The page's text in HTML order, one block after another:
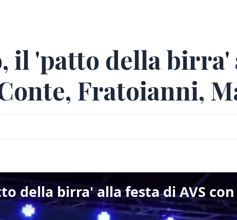
il 'patto della birra'
Fratoianni,